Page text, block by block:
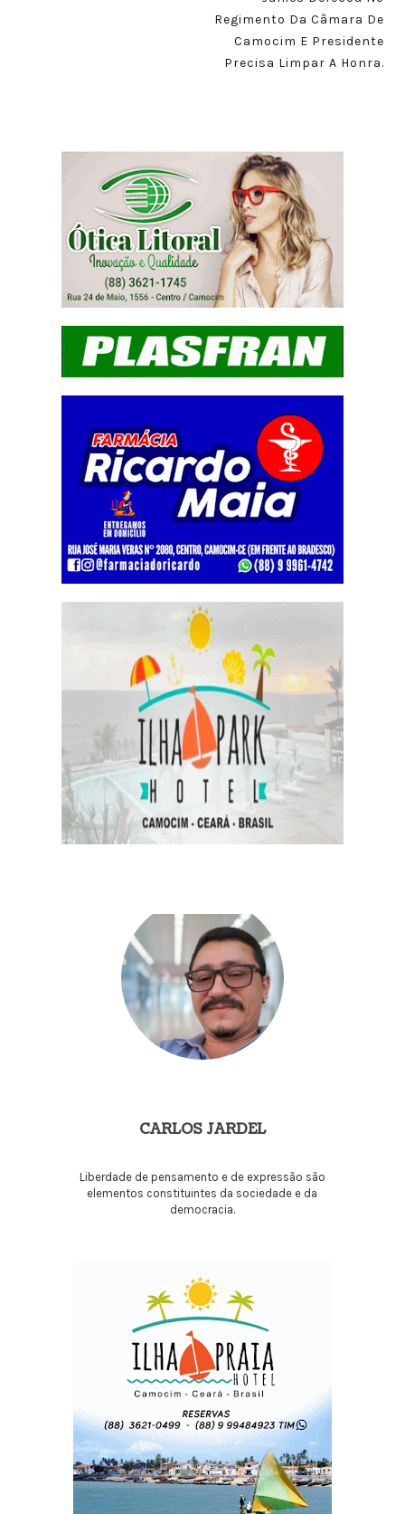
Regimento Da Câmara De
Camocim E Presidente
Precisa Limpar A Honra.
CARLOS JARDEL
Liberdade de pensamento e de expressão são
elementos constituintes da sociedade e da
democracia.